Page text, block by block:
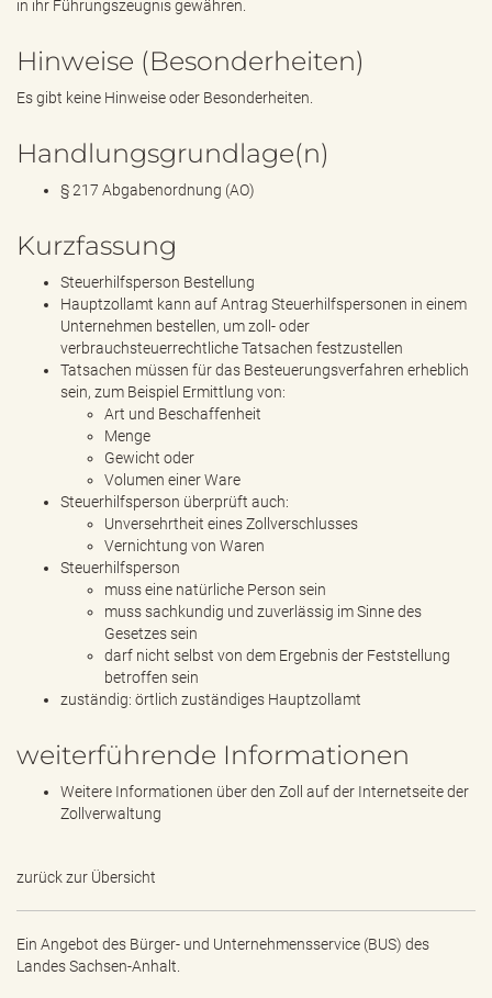
in ihr Führungszeugnis gewähren.
Hinweise (Besonderheiten)
Es gibt keine Hinweise oder Besonderheiten.
Handlungsgrundlage(n)
§ 217 Abgabenordnung (AO)
Kurzfassung
Steuerhilfsperson Bestellung
Hauptzollamt kann auf Antrag Steuerhilfspersonen in einem
Unternehmen bestellen, um zoll- oder
verbrauchsteuerrechtliche Tatsachen festzustellen
Tatsachen müssen für das Besteuerungsverfahren erheblich
sein, zum Beispiel Ermittlung von:
Art und Beschaffenheit
Menge
Gewicht oder
Volumen einer Ware
Steuerhilfsperson überprüft auch:
Unversehrtheit eines Zollverschlusses
Vernichtung von Waren
Steuerhilfsperson
muss eine natürliche Person sein
muss sachkundig und zuverlässig im Sinne des
Gesetzes sein
darf nicht selbst von dem Ergebnis der Feststellung
betroffen sein
zuständig: örtlich zuständiges Hauptzollamt
weiterführende Informationen
Weitere Informationen über den Zoll auf der Internetseite der
Zollverwaltung
zurück zur Übersicht
Ein Angebot des Bürger- und Unternehmensservice (BUS) des
Landes Sachsen-Anhalt.